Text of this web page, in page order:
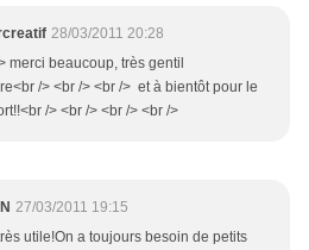
28/03/2011 20:28
merci beaucoup, très gentil
/> <br /> <br /> et à bientôt pour le
/> <br /> <br /> <br />
27/03/2011 19:15
utile!On a toujours besoin de petits